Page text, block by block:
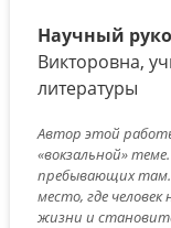
Научный
Викторовна,
литературы
Автор этой
«вокзальной»
пребывающих там.
место, где
жизни и